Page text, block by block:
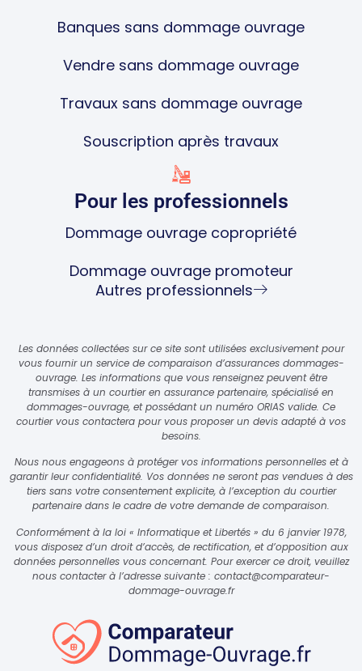
Banques sans dommage ouvrage
Vendre sans dommage ouvrage
Travaux sans dommage ouvrage
Souscription après travaux
Pour les professionnels
Dommage ouvrage copropriété
Dommage ouvrage promoteur
Autres professionnels
Les données collectées sur ce site sont utilisées exclusivement pour
vous fournir un service de comparaison d’assurances dommages-
ouvrage. Les informations que vous renseignez peuvent être
transmises à un courtier en assurance partenaire, spécialisé en
dommages-ouvrage, et possédant un numéro ORIAS valide. Ce
courtier vous contactera pour vous proposer un devis adapté à vos
besoins.
Nous nous engageons à protéger vos informations personnelles et à
garantir leur confidentialité. Vos données ne seront pas vendues à des
tiers sans votre consentement explicite, à l’exception du courtier
partenaire dans le cadre de votre demande de comparaison.
Conformément à la loi « Informatique et Libertés » du 6 janvier 1978,
vous disposez d’un droit d’accès, de rectification, et d’opposition aux
données personnelles vous concernant. Pour exercer ce droit, veuillez
nous contacter à l’adresse suivante : contact@comparateur-
dommage-ouvrage.fr